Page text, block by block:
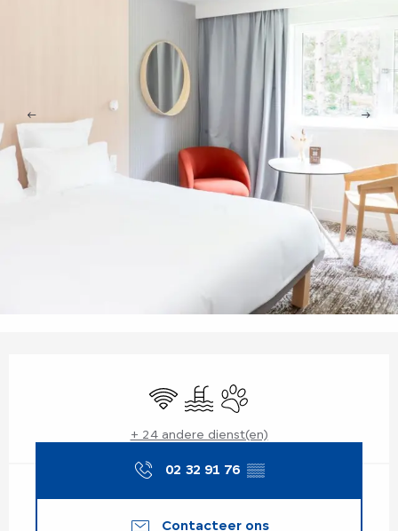
Wifi ZwembadDieren toegelaten
+ 24 andere dienst(en)
02 32 91 76 ▒▒
Contacteer ons